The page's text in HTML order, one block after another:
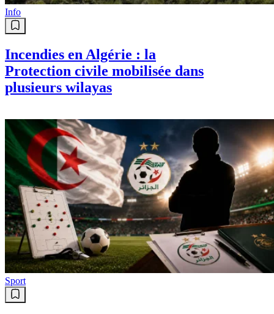
Info
Incendies en Algérie : la
Protection civile mobilisée dans
plusieurs wilayas
Sport